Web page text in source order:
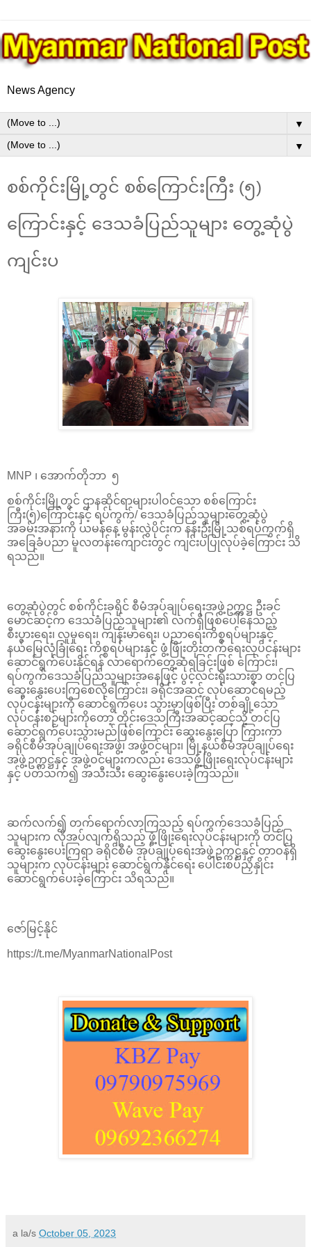
News Agency
▼
▼
စစ်ကိုင်းမြို့တွင် စစ်ကြောင်းကြီး (၅)
ကြောင်းနှင့် ဒေသခံပြည်သူများ တွေ့ဆုံပွဲ
ကျင်းပ
MNP ၊ အောက်တိုဘာ ၅
စစ်ကိုင်းမြို့တွင် ဌာနဆိုင်ရာများပါဝင်သော စစ်ကြောင်း
ကြီး(၅)ကြောင်းနှင့် ရပ်ကွက်/ ဒေသခံပြည်သူများတွေ့ဆုံပွဲ
အခမ်းအနားကို ယမန်နေ့ မွန်းလွဲပိုင်းက နန်းဦးမြို့သစ်ရပ်ကွက်ရှိ
အခြေခံပညာ မူလတန်းကျောင်းတွင် ကျင်းပပြုလုပ်ခဲ့ကြောင်း သိ
ရသည်။
တွေ့ဆုံပွဲတွင် စစ်ကိုင်းခရိုင် စီမံအုပ်ချုပ်ရေးအဖွဲ့ဥက္ကဋ္ဌ ဦးခင်
မောင်ဆင့်က ဒေသခံပြည်သူများ၏ လက်ရှိဖြစ်ပေါ်နေသည့်
စီးပွားရေး၊ လူမှုရေး၊ ကျန်းမာရေး၊ ပညာရေးကိစ္စရပ်များနှင့်
နယ်မြေလုံခြုံရေး ကိစ္စရပ်များနှင့် ဖွံ့ဖြိုးတိုးတက်ရေးလုပ်ငန်းများ
ဆောင်ရွက်ပေးနိုင်ရန် လာရောက်တွေ့ဆုံရခြင်းဖြစ် ကြောင်း၊
ရပ်ကွက်ဒေသခံပြည်သူများအနေဖြင့် ပွင့်လင်းရိုးသားစွာ တင်ပြ
ဆွေးနွေးပေးကြစေလိုကြောင်း၊ ခရိုင်အဆင့် လုပ်ဆောင်ရမည့်
လုပ်ငန်းများကို ဆောင်ရွက်ပေး သွားမှာဖြစ်ပြီး တစ်ချို့သော
လုပ်ငန်းစဉ်များကိုတော့ တိုင်းဒေသကြီးအဆင့်ဆင့်သို့ တင်ပြ
ဆောင်ရွက်ပေးသွားမည်ဖြစ်ကြောင်း ဆွေးနွေးပြော ကြားကာ
ခရိုင်စီမံအုပ်ချုပ်ရေးအဖွဲ့၊ အဖွဲ့ဝင်များ၊ မြို့နယ်စီမံအုပ်ချုပ်ရေး
အဖွဲ့ဥက္ကဋ္ဌနှင့် အဖွဲ့ဝင်များကလည်း ဒေသဖွံ့ဖြိုးရေးလုပ်ငန်းများ
နှင့် ပတ်သက်၍ အသီးသီး ဆွေးနွေးပေးခဲ့ကြသည်။
ဆက်လက်၍ တက်ရောက်လာကြသည့် ရပ်ကွက်ဒေသခံပြည်
သူများက လိုအပ်လျက်ရှိသည့် ဖွံ့ဖြိုးရေးလုပ်ငန်းများကို တင်ပြ
ဆွေးနွေးပေးကြရာ ခရိုင်စီမံ အုပ်ချုပ်ရေးအဖွဲ့ဥက္ကဋ္ဌနှင့် တာဝန်ရှိ
သူများက လုပ်ငန်းများ ဆောင်ရွက်နိုင်ရေး ပေါင်းစပ်ညှိနှိုင်း
ဆောင်ရွက်ပေးခဲ့ကြောင်း သိရသည်။
ဇော်မြင့်နိုင်
https://t.me/MyanmarNationalPost
a la/s October 05, 2023